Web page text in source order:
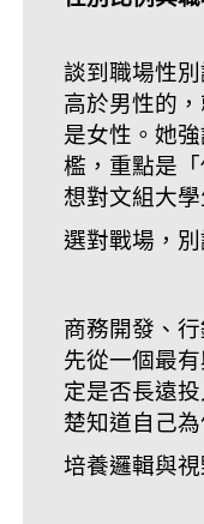
談到職場性
高於男性的
是女性。她
檻，重點是
想對文組大
選對戰場，
商務開發、
先從一個最
定是否長遠
楚知道自己為
培養邏輯與